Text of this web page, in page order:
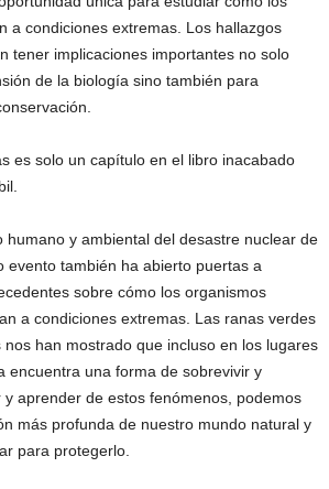
a condiciones extremas. Los hallazgos
tener implicaciones importantes no solo
de la biología sino también para
es solo un capítulo en el libro inacabado
humano y ambiental del desastre nuclear de
evento también ha abierto puertas a
sobre cómo los organismos
a condiciones extremas. Las ranas verdes
han mostrado que incluso en los lugares
encuentra una forma de sobrevivir y
y aprender de estos fenómenos, podemos
más profunda de nuestro mundo natural y
para protegerlo.